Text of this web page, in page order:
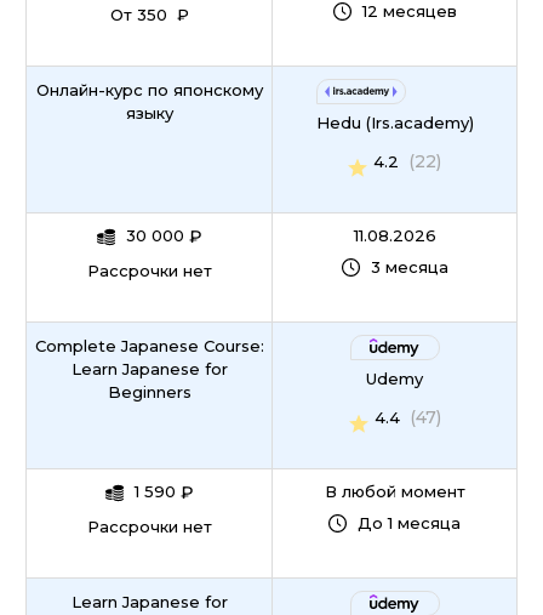
От 350 ₽
12 месяцев
Онлайн-курс по японскому
языку
30 000 ₽
Рассрочки нет
Hedu (Irs.academy)
4.2
(22)
11.08.2026
3 месяца
Complete Japanese Course:
Learn Japanese for
Beginners
1 590 ₽
Рассрочки нет
Udemy
4.4
(47)
В любой момент
До 1 месяца
Learn Japanese for